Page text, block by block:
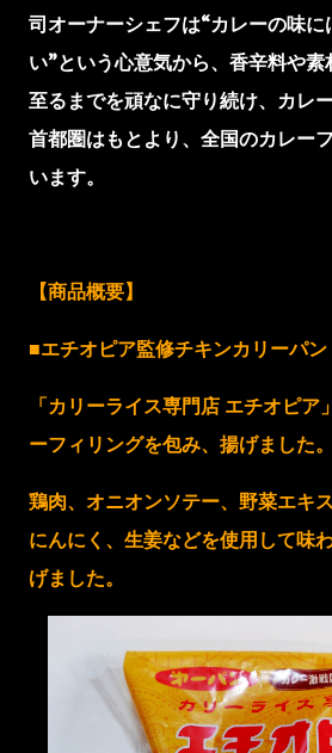
司オーナーシェフは“カレーの味
い”という心意気から、香辛料や
至るまでを頑なに守り続け、カレ
首都圏はもとより、全国のカレー
います。
【商品概要】
■エチオピア監修チキンカリーパン
「カリーライス専門店 エチオピア
ーフィリングを包み、揚げました。
鶏肉、オニオンソテー、野菜エキ
にんにく、生姜などを使用して味
げました。